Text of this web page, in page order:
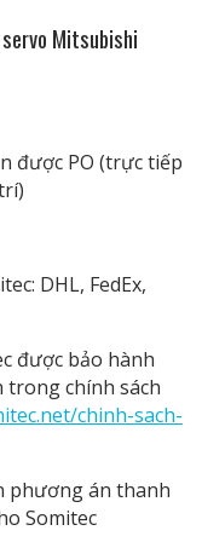
Mitsubishi
được PO (trực tiếp
DHL, FedEx,
được bảo hành
chính sách
chinh-sach-
phương án thanh
Somitec